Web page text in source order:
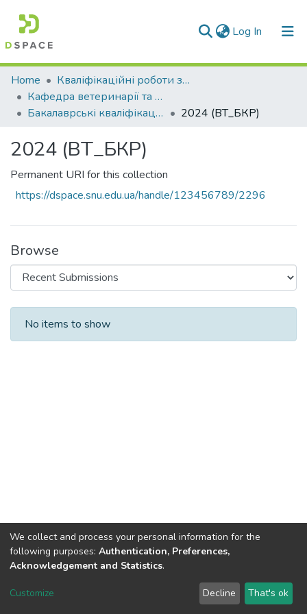
Log In (current)
Communities & Collections
All of DSpace
Home
Кваліфікаційні роботи здобувачів вищої освіти
Кафедра ветеринарії та тваринництва (ВТ)
Бакалаврські кваліфікаційні роботи
2024 (ВТ_БКР)
2024 (ВТ_БКР)
Permanent URI for this collection
https://dspace.snu.edu.ua/handle/123456789/2296
Browse
Recent Submissions
No items to show
Dspace & Volodymyr Dahl East Ukrainian National University
LYRASIS
Send Feedback
We collect and process your personal information for the
following purposes: Authentication, Preferences,
Acknowledgement and Statistics.
Customize Decline That's ok